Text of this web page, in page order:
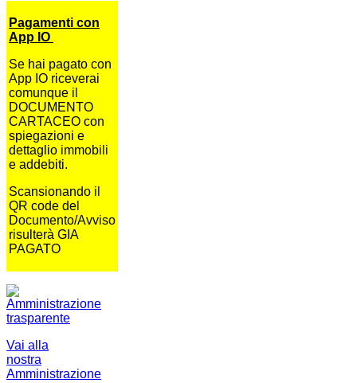
Pagamenti con
App IO
Se hai pagato con
App IO riceverai
comunque il
DOCUMENTO
CARTACEO con
spiegazioni e
dettaglio immobili
e addebiti.
Scansionando il
QR code del
Documento/Avviso
risulterà GIA
PAGATO
Vai alla
nostra
Amministrazione